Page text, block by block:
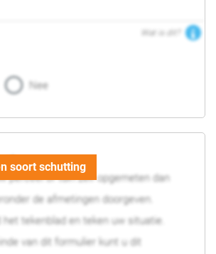
Wat is dit?
Nee
perceel of tuin zelf opgemeten dan
de afmetingen doorgeven.
het tekenblad en teken uw situatie.
van dit formulier kunt u dit